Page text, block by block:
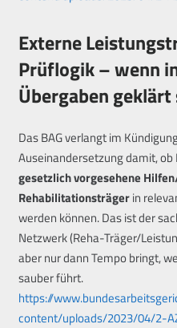
Externe
Prüflogik – wenn
Übergaben geklärt
Das BAG verlangt im
Auseinandersetzung damit,
gesetzlich vorgesehene
Rehabilitationsträgerin
werden können. Das ist der
Netzwerk (Reha-Träger/
aber nur dann Tempo bringt,
sauber führt.
https://
content/uploads/2023/04/2-